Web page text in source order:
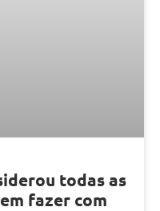
todas as
fazer com